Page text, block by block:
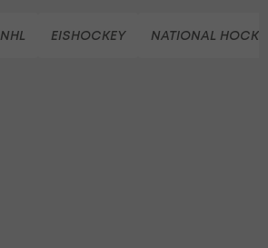
NHL EISHOCKEY NATIONAL